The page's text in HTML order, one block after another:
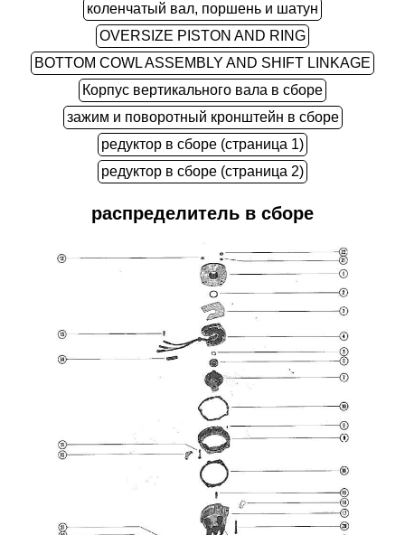
коленчатый вал, поршень и шатун
OVERSIZE PISTON AND RING
BOTTOM COWL ASSEMBLY AND SHIFT LINKAGE
Корпус вертикального вала в сборе
зажим и поворотный кронштейн в сборе
редуктор в сборе (страница 1)
редуктор в сборе (страница 2)
распределитель в сборе